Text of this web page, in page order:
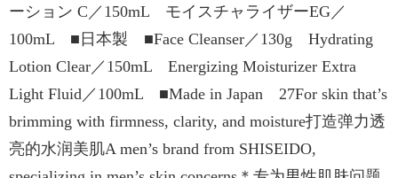
ーション C／150mL モイスチャライザーEG／
100mL ■日本製 ■Face Cleanser／130g Hydrating
Lotion Clear／150mL Energizing Moisturizer Extra
Light Fluid／100mL ■Made in Japan 27For skin that’s
brimming with firmness, clarity, and moisture打造弹力透
亮的水润美肌A men’s brand from SHISEIDO,